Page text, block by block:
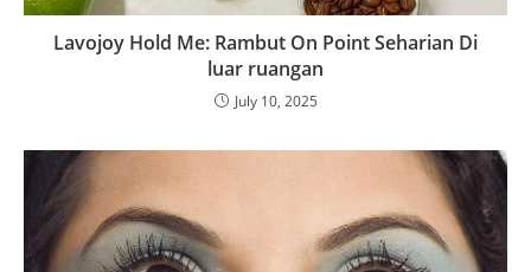
Lavojoy Hold Me: Rambut On Point Seharian Di
luar ruangan
July 10, 2025